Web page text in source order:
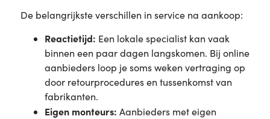
De belangrijkste verschillen in service na aankoop:
Reactietijd: Een lokale specialist kan vaak
binnen een paar dagen langskomen. Bij online
aanbieders loop je soms weken vertraging op
door retourprocedures en tussenkomst van
fabrikanten.
Eigen monteurs: Aanbieders met eigen